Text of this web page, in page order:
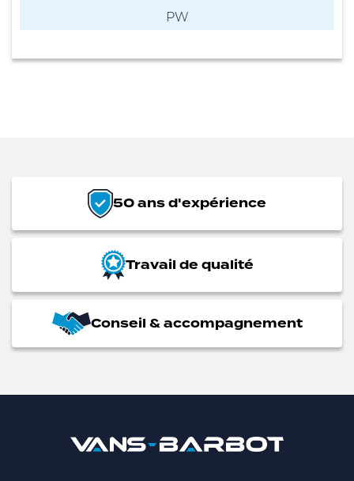
PW
50 ans d'expérience
Travail de qualité
Conseil & accompagnement